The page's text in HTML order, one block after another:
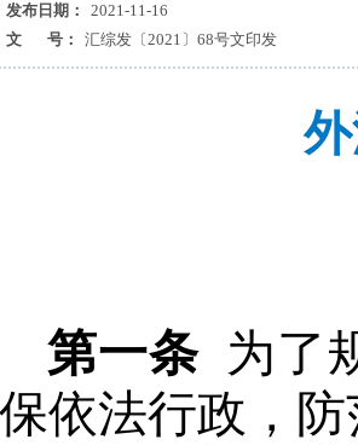
发布日期：
2021-11-16
文 号：
汇综发〔2021〕68号文印发
第一条 为了
保依法行政，